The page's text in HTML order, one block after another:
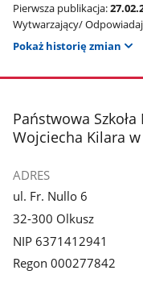
Pierwsza publikacja:
Wytwarzający/
Pokaż historię zmian
stopka
Państwowa
Wojciecha Kilara
ADRES
ul. Fr. Nullo 6
32-300 Olkusz
NIP 6371412941
Regon 000277842